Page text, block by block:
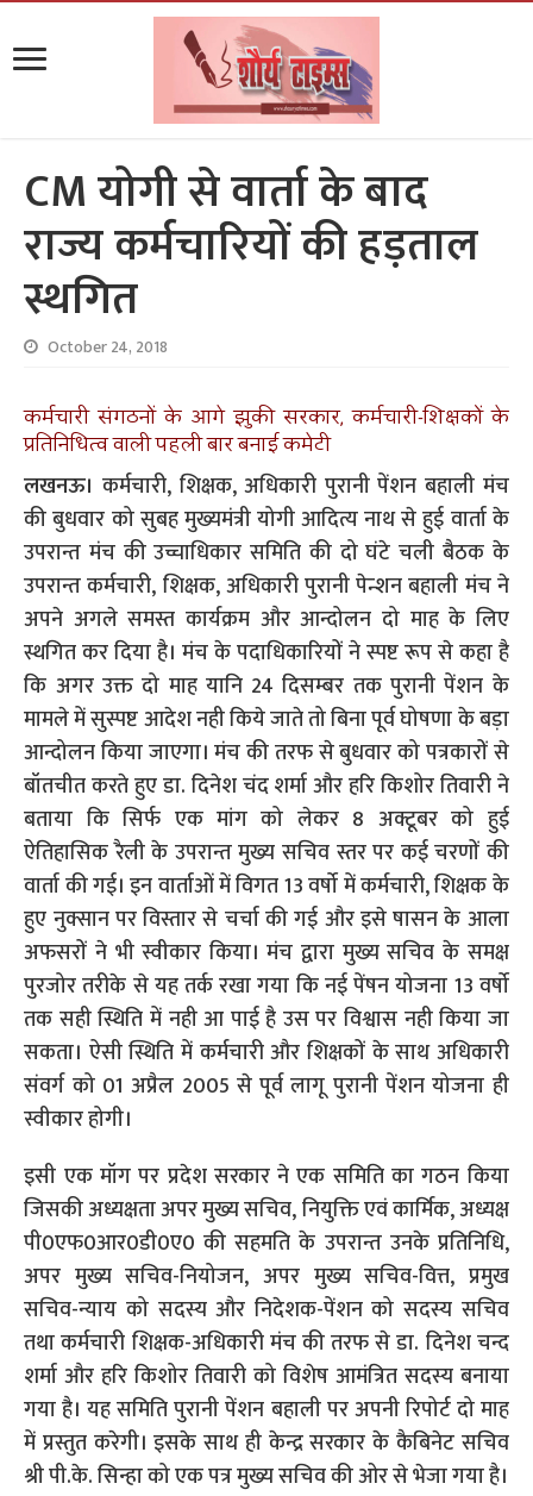
CM योगी से वार्ता के बाद
राज्य कर्मचारियों की हड़ताल
स्थगित
October 24, 2018
कर्मचारी संगठनों के आगे झुकी सरकार, कर्मचारी-शिक्षकों के
प्रतिनिधित्व वाली पहली बार बनाई कमेटी
लखनऊ। कर्मचारी, शिक्षक, अधिकारी पुरानी पेंशन बहाली मंच
की बुधवार को सुबह मुख्यमंत्री योगी आदित्य नाथ से हुई वार्ता के
उपरान्त मंच की उच्चाधिकार समिति की दो घंटे चली बैठक के
उपरान्त कर्मचारी, शिक्षक, अधिकारी पुरानी पेन्शन बहाली मंच ने
अपने अगले समस्त कार्यक्रम और आन्दोलन दो माह के लिए
स्थगित कर दिया है। मंच के पदाधिकारियों ने स्पष्ट रूप से कहा है
कि अगर उक्त दो माह यानि 24 दिसम्बर तक पुरानी पेंशन के
मामले में सुस्पष्ट आदेश नही किये जाते तो बिना पूर्व घोषणा के बड़ा
आन्दोलन किया जाएगा। मंच की तरफ से बुधवार को पत्रकारों से
बॉतचीत करते हुए डा. दिनेश चंद शर्मा और हरि किशोर तिवारी ने
बताया कि सिर्फ एक मांग को लेकर 8 अक्टूबर को हुई
ऐतिहासिक रैली के उपरान्त मुख्य सचिव स्तर पर कई चरणों की
वार्ता की गई। इन वार्ताओं में विगत 13 वर्षो में कर्मचारी, शिक्षक के
हुए नुक्सान पर विस्तार से चर्चा की गई और इसे षासन के आला
अफसरों ने भी स्वीकार किया। मंच द्वारा मुख्य सचिव के समक्ष
पुरजोर तरीके से यह तर्क रखा गया कि नई पेंषन योजना 13 वर्षो
तक सही स्थिति में नही आ पाई है उस पर विश्वास नही किया जा
सकता। ऐसी स्थिति में कर्मचारी और शिक्षकों के साथ अधिकारी
संवर्ग को 01 अप्रैल 2005 से पूर्व लागू पुरानी पेंशन योजना ही
स्वीकार होगी।
इसी एक मॉग पर प्रदेश सरकार ने एक समिति का गठन किया
जिसकी अध्यक्षता अपर मुख्य सचिव, नियुक्ति एवं कार्मिक, अध्यक्ष
पी0एफ0आर0डी0ए0 की सहमति के उपरान्त उनके प्रतिनिधि,
अपर मुख्य सचिव-नियोजन, अपर मुख्य सचिव-वित्त, प्रमुख
सचिव-न्याय को सदस्य और निदेशक-पेंशन को सदस्य सचिव
तथा कर्मचारी शिक्षक-अधिकारी मंच की तरफ से डा. दिनेश चन्द
शर्मा और हरि किशोर तिवारी को विशेष आमंत्रित सदस्य बनाया
गया है। यह समिति पुरानी पेंशन बहाली पर अपनी रिपोर्ट दो माह
में प्रस्तुत करेगी। इसके साथ ही केन्द्र सरकार के कैबिनेट सचिव
श्री पी.के. सिन्हा को एक पत्र मुख्य सचिव की ओर से भेजा गया है।